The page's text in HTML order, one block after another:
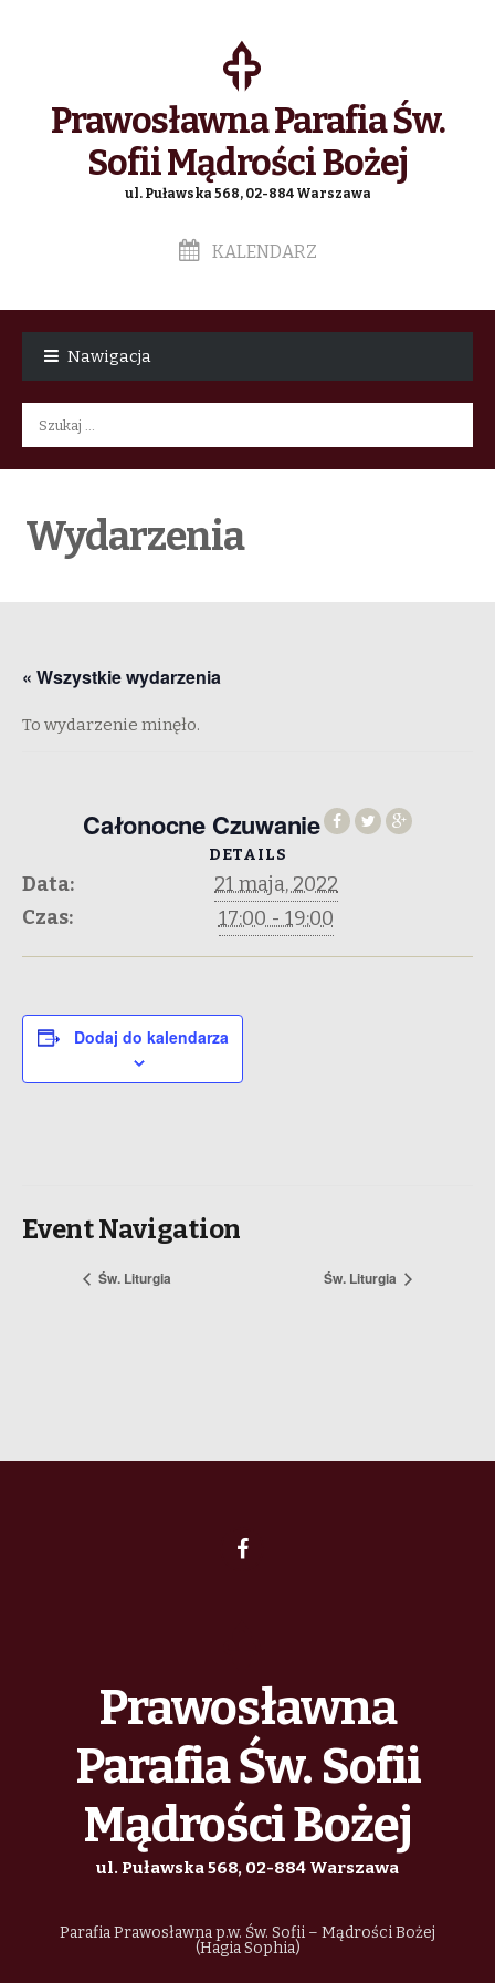
Prawosławna Parafia Św.
Sofii Mądrości Bożej
ul. Puławska 568, 02-884 Warszawa
KALENDARZ
Nawigacja
Szukaj:
Wydarzenia
« Wszystkie wydarzenia
To wydarzenie minęło.
Całonocne Czuwanie
DETAILS
Data:
21 maja, 2022
Czas:
17:00 - 19:00
Dodaj do kalendarza
Event Navigation
Św. Liturgia Św. Liturgia
Prawosławna
Parafia Św. Sofii
Mądrości Bożej
ul. Puławska 568, 02-884 Warszawa
Parafia Prawosławna p.w. Św. Sofii – Mądrości Bożej
(Hagia Sophia)